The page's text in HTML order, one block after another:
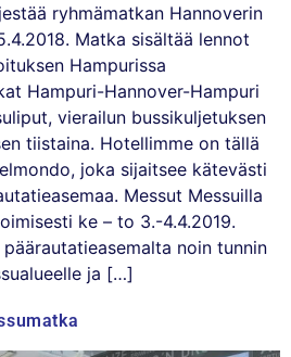
ryhmämatkan Hannoverin
Matka sisältää lennot
Hampurissa
Hampuri-Hannover-Hampuri
vierailun bussikuljetuksen
tiistaina. Hotellimme on tällä
joka sijaitsee kätevästi
Messut Messuilla
ke – to 3.-4.4.2019.
noin tunnin
ja […]